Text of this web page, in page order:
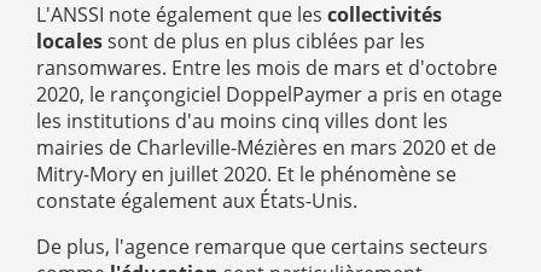
L'ANSSI note également que les collectivités
localessont de plus en plus ciblées par les
ransomwares. Entre les mois de mars et d'octobre
2020, le rançongiciel DoppelPaymer a pris en otage
les institutions d'au moins cinq villes dont les
mairies de Charleville-Mézières en mars 2020 et de
Mitry-Mory en juillet 2020. Et le phénomène se
constate également aux États-Unis.
De plus, l'agence remarque que certains secteurs